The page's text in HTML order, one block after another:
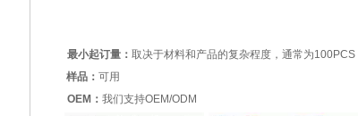
最小起订量： 取决于材料和产品的复杂程度，通常为100PCS
样品：可用
OEM： 我们支持OEM/ODM